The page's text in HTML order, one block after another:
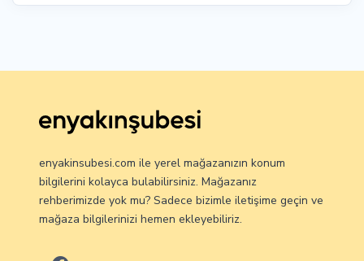
enyakinsubesi.com ile yerel mağazanızın konum
bilgilerini kolayca bulabilirsiniz. Mağazanız
rehberimizde yok mu? Sadece bizimle iletişime geçin ve
mağaza bilgilerinizi hemen ekleyebiliriz.